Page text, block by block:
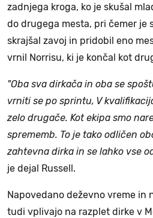
zadnjega kroga, ko je skušal
do drugega mesta, pri čemer je
skrajšal zavoj in pridobil eno
vrnil Norrisu, ki je končal kot
"Oba sva dirkača in oba se
vrniti se po sprintu, V
zelo drugače. Kot ekipa smo
sprememb. To je tako odličen
zahtevna dirka in se lahko vse
je dejal Russell.
Napovedano deževno vreme in
tudi vplivajo na razplet dirke v